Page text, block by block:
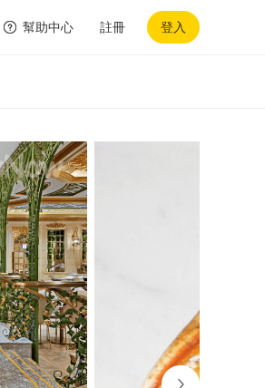
幫助中心 註冊 登入